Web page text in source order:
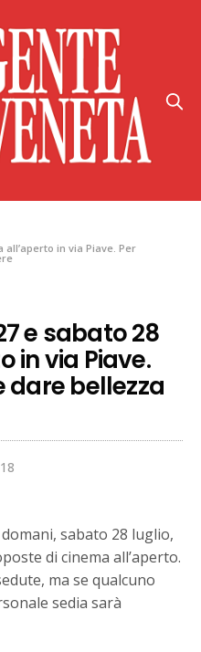
in via Piave. Per
e sabato 28
in via Piave.
dare bellezza
sabato 28 luglio,
di cinema all’aperto.
ma se qualcuno
sedia sarà